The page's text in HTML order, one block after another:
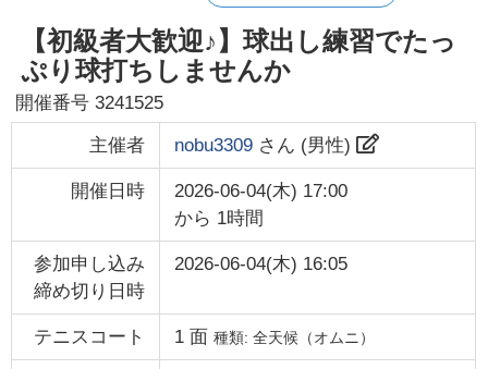
【初級者大歓迎♪】球出し練習でたっ
ぷり球打ちしませんか
開催番号3241525
主催者 nobu3309さん (男性)
開催日時
2026-06-04(木) 17:00
から 1時間
参加申し込み
締め切り日時
2026-06-04(木) 16:05
テニスコート 1面 種類: 全天候（オムニ）